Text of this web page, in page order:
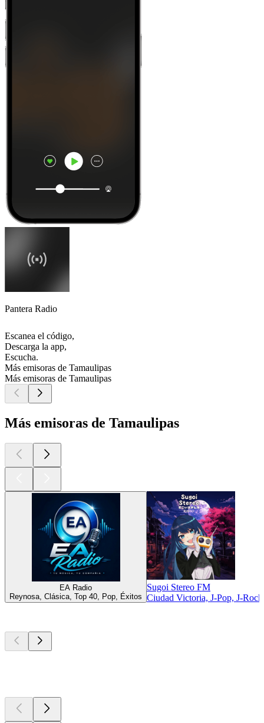
Pantera Radio
Escanea el código,
Descarga la app,
Escucha.
Más emisoras de Tamaulipas
Más emisoras de Tamaulipas
Más emisoras de Tamaulipas
EA Radio
Reynosa, Clásica, Top 40, Pop, Éxitos
Sugoi Stereo FM
Ciudad Victoria, J-Pop, J-